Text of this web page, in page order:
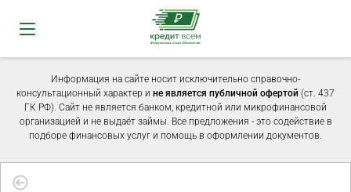
Информация на сайте носит исключительно справочно-
консультационный характер и не является публичной офертой (ст. 437
ГК РФ). Сайт не является банком, кредитной или микрофинансовой
организацией и не выдаёт займы. Все предложения - это содействие в
подборе финансовых услуг и помощь в оформлении документов.